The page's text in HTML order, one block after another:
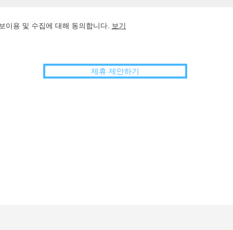
이용 및 수집에 대해 동의합니다. 보기
제휴 제안하기